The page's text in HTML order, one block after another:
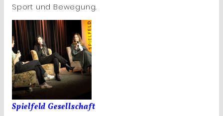
Sport und Bewegung.
Spielfeld Gesellschaft